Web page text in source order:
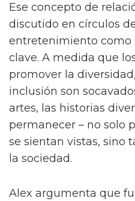
Ese concepto de
discutido en círculos
entretenimiento como
clave. A medida que
promover la
inclusión son
artes, las historias
permanecer – no solo
se sientan vistas, sino
la sociedad.
Alex argumenta que